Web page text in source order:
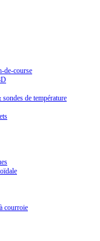
de-course
de température
courroie